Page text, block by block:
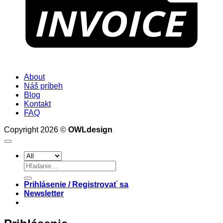
About
Náš príbeh
Blog
Kontakt
FAQ
Copyright 2026 © OWLdesign
Hľadať:
Prihlásenie / Registrovať sa
Newsletter